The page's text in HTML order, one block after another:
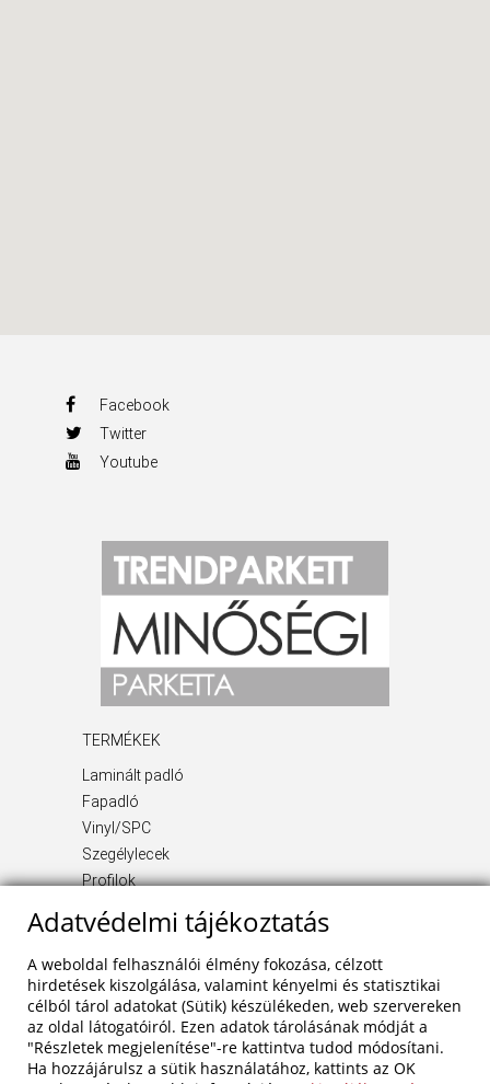
Facebook
Twitter
Youtube
TERMÉKEK
Laminált padló
Fapadló
Vinyl/SPC
Szegélylecek
Profilok
Kiegészítő termékek
Rólunk
Blog
Szolgáltatások
Referenciák
Adatvédelmi tájékoztatás
A weboldal felhasználói élmény fokozása, célzott
hirdetések kiszolgálása, valamint kényelmi és statisztikai
célból tárol adatokat (Sütik) készülékeden, web szervereken
az oldal látogatóiról. Ezen adatok tárolásának módját a
"Részletek megjelenítése"-re kattintva tudod módosítani.
Ha hozzájárulsz a sütik használatához, kattints az OK